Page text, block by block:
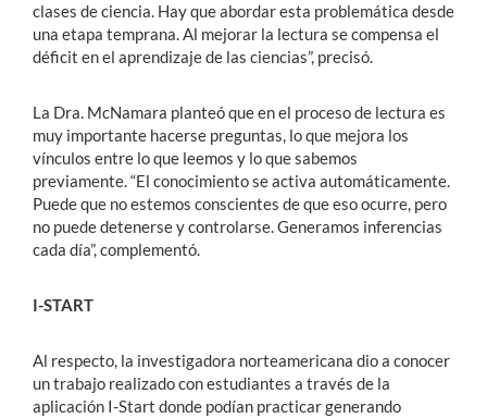
clases de ciencia. Hay que abordar esta problemática desde
una etapa temprana. Al mejorar la lectura se compensa el
déficit en el aprendizaje de las ciencias”, precisó.
La Dra. McNamara planteó que en el proceso de lectura es
muy importante hacerse preguntas, lo que mejora los
vínculos entre lo que leemos y lo que sabemos
previamente. “El conocimiento se activa automáticamente.
Puede que no estemos conscientes de que eso ocurre, pero
no puede detenerse y controlarse. Generamos inferencias
cada día”, complementó.
I-START
Al respecto, la investigadora norteamericana dio a conocer
un trabajo realizado con estudiantes a través de la
aplicación I-Start donde podían practicar generando